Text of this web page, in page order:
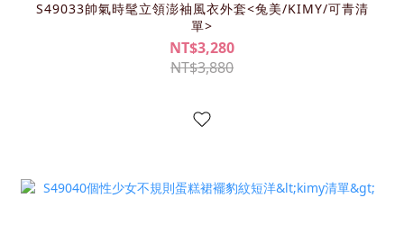
S49033帥氣時髦立領澎袖風衣外套<兔美/KIMY/可青清
單>
NT$3,280
NT$3,880